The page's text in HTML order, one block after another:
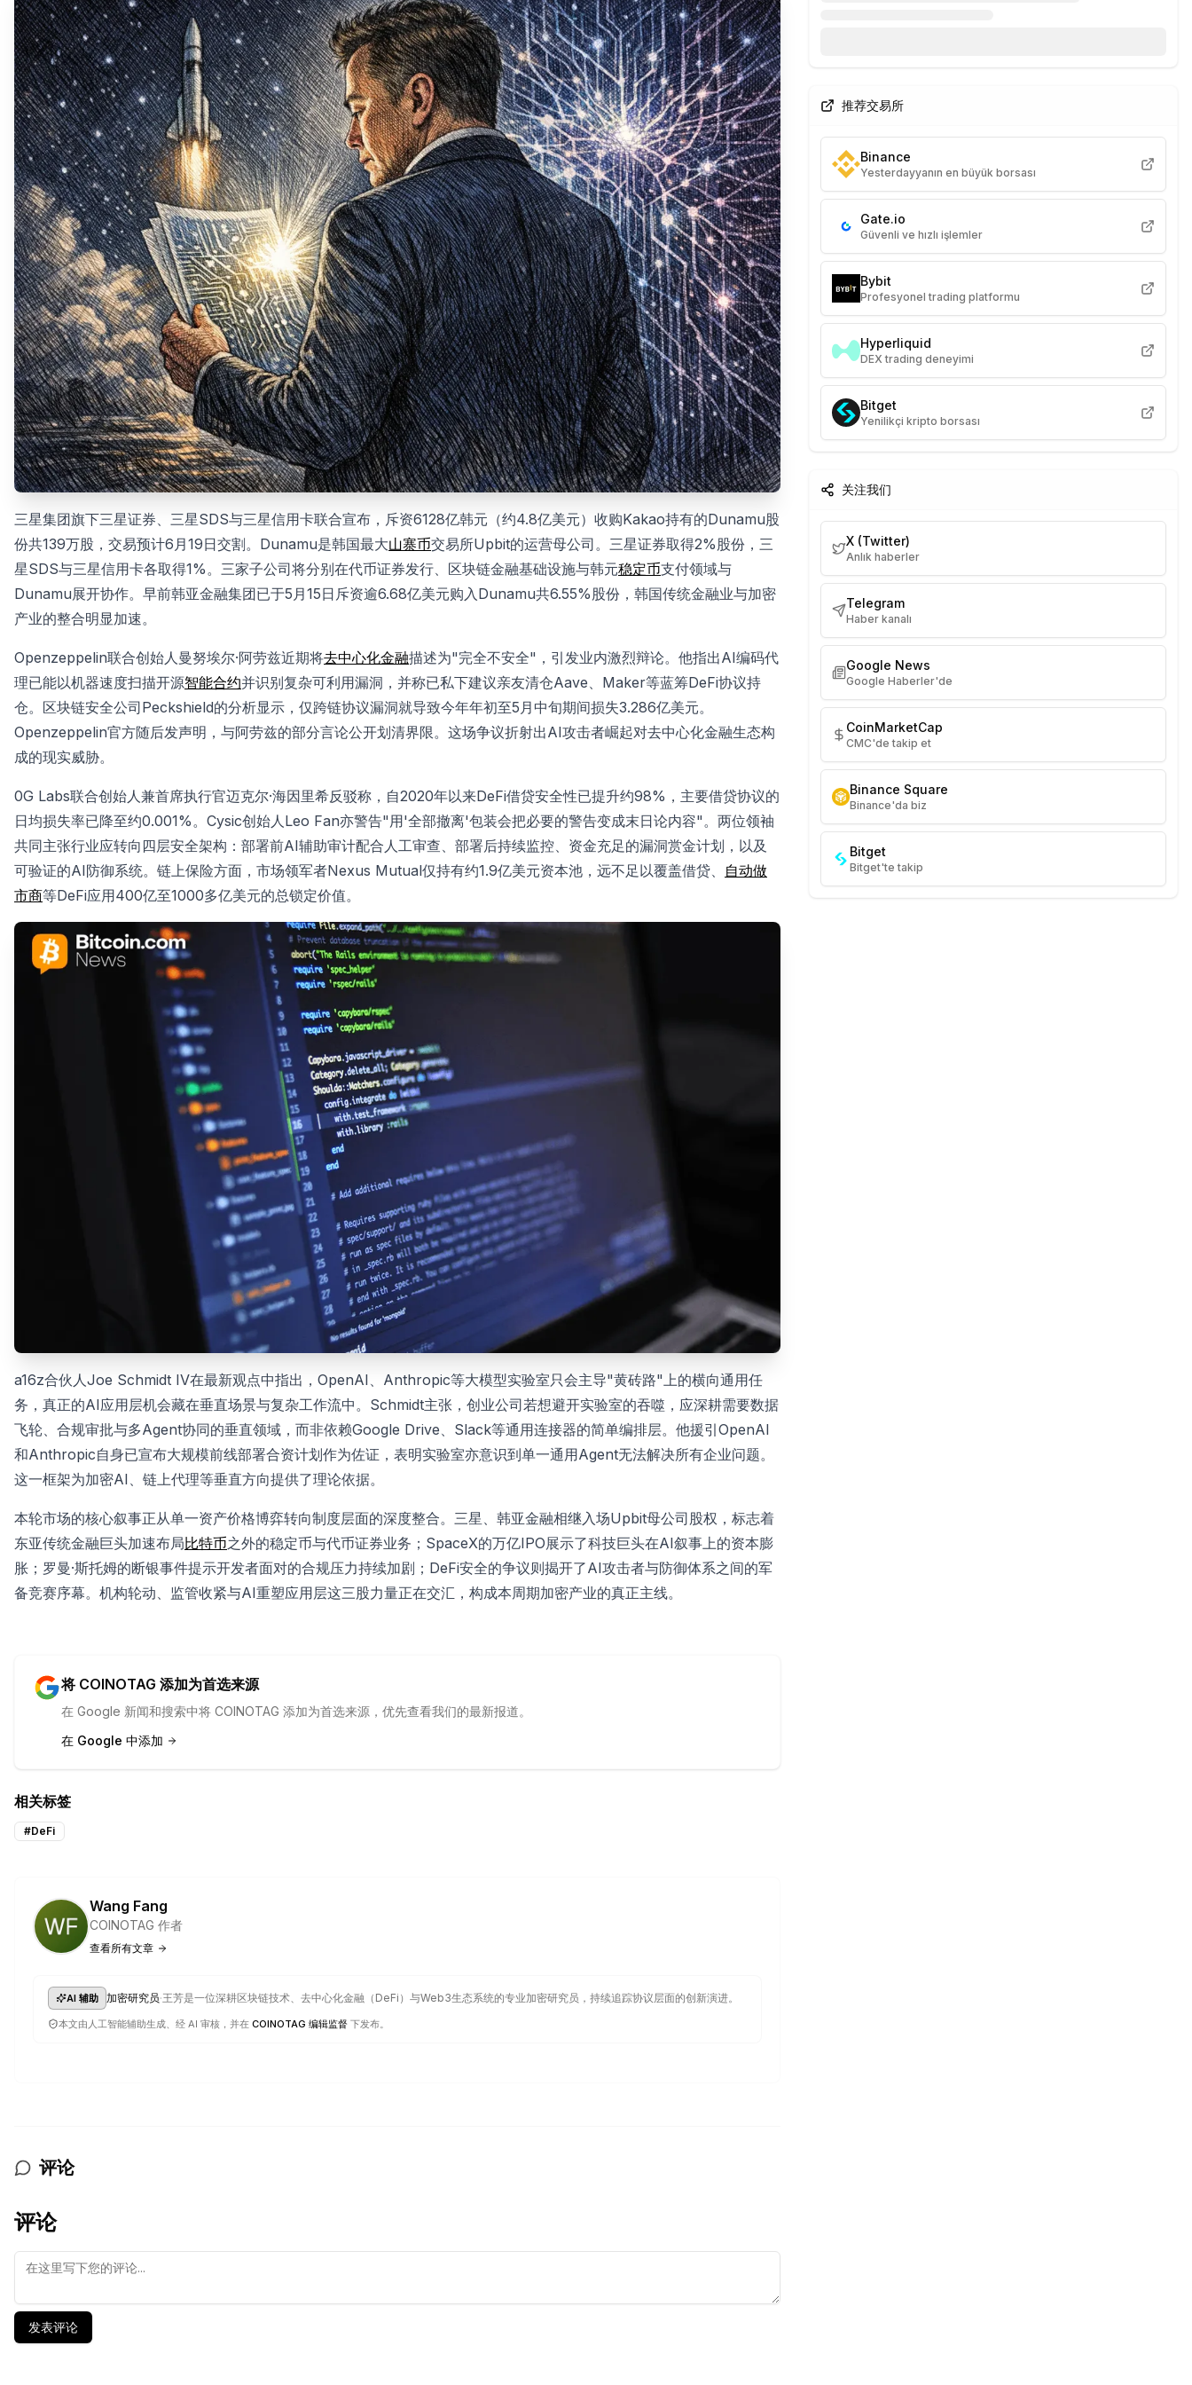
三星集团旗下三星证券、三星SDS与三星信用卡联合宣布，斥资6128亿韩元（约4.8亿美元）收购Kakao持有的Dunamu股
份共139万股，交易预计6月19日交割。Dunamu是韩国最大山寨币交易所Upbit的运营母公司。三星证券取得2%股份，三
星SDS与三星信用卡各取得1%。三家子公司将分别在代币证券发行、区块链金融基础设施与韩元稳定币支付领域与
Dunamu展开协作。早前韩亚金融集团已于5月15日斥资逾6.68亿美元购入Dunamu共6.55%股份，韩国传统金融业与加密
产业的整合明显加速。
Openzeppelin联合创始人曼努埃尔·阿劳兹近期将去中心化金融描述为"完全不安全"，引发业内激烈辩论。他指出AI编码代
理已能以机器速度扫描开源智能合约并识别复杂可利用漏洞，并称已私下建议亲友清仓Aave、Maker等蓝筹DeFi协议持
仓。区块链安全公司Peckshield的分析显示，仅跨链协议漏洞就导致今年年初至5月中旬期间损失3.286亿美元。
Openzeppelin官方随后发声明，与阿劳兹的部分言论公开划清界限。这场争议折射出AI攻击者崛起对去中心化金融生态构
成的现实威胁。
0G Labs联合创始人兼首席执行官迈克尔·海因里希反驳称，自2020年以来DeFi借贷安全性已提升约98%，主要借贷协议的
日均损失率已降至约0.001%。Cysic创始人Leo Fan亦警告"用'全部撤离'包装会把必要的警告变成末日论内容"。两位领袖
共同主张行业应转向四层安全架构：部署前AI辅助审计配合人工审查、部署后持续监控、资金充足的漏洞赏金计划，以及
可验证的AI防御系统。链上保险方面，市场领军者Nexus Mutual仅持有约1.9亿美元资本池，远不足以覆盖借贷、 自动做
市商等DeFi应用400亿至1000多亿美元的总锁定价值。
a16z合伙人Joe Schmidt IV在最新观点中指出，OpenAI、Anthropic等大模型实验室只会主导"黄砖路"上的横向通用任
务，真正的AI应用层机会藏在垂直场景与复杂工作流中。Schmidt主张，创业公司若想避开实验室的吞噬，应深耕需要数据
飞轮、合规审批与多Agent协同的垂直领域，而非依赖Google Drive、Slack等通用连接器的简单编排层。他援引OpenAI
和Anthropic自身已宣布大规模前线部署合资计划作为佐证，表明实验室亦意识到单一通用Agent无法解决所有企业问题。
这一框架为加密AI、链上代理等垂直方向提供了理论依据。
本轮市场的核心叙事正从单一资产价格博弈转向制度层面的深度整合。三星、韩亚金融相继入场Upbit母公司股权，标志着
东亚传统金融巨头加速布局比特币之外的稳定币与代币证券业务；SpaceX的万亿IPO展示了科技巨头在AI叙事上的资本膨
胀；罗曼·斯托姆的断银事件提示开发者面对的合规压力持续加剧；DeFi安全的争议则揭开了AI攻击者与防御体系之间的军
备竞赛序幕。机构轮动、监管收紧与AI重塑应用层这三股力量正在交汇，构成本周期加密产业的真正主线。
将 COINOTAG 添加为首选来源
在 Google 新闻和搜索中将 COINOTAG 添加为首选来源，优先查看我们的最新报道。
在 Google 中添加
相关标签
#DeFi
Wang Fang
COINOTAG 作者
查看所有文章
AI 辅助 加密研究员·王芳是一位深耕区块链技术、去中心化金融（DeFi）与Web3生态系统的专业加密研究员，持续追踪协议层面的创新演进。
本文由人工智能辅助生成、经 AI 审核，并在 COINOTAG 编辑监督 下发布。
评论
评论
发表评论
推荐交易所
Binance
Yesterdayyanın en büyük borsası
Gate.io
Güvenli ve hızlı işlemler
Bybit
Profesyonel trading platformu
Hyperliquid
DEX trading deneyimi
Bitget
Yenilikçi kripto borsası
关注我们
X (Twitter)
Anlık haberler
Telegram
Haber kanalı
Google News
Google Haberler'de
CoinMarketCap
CMC'de takip et
Binance Square
Binance'da biz
Bitget
Bitget'te takip